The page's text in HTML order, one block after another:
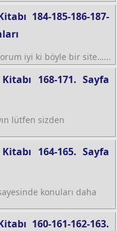
184-185-186-187-
iyi ki böyle bir site…...
168-171. Sayfa
lütfen sizden
164-165. Sayfa
konuları daha
160-161-162-163.